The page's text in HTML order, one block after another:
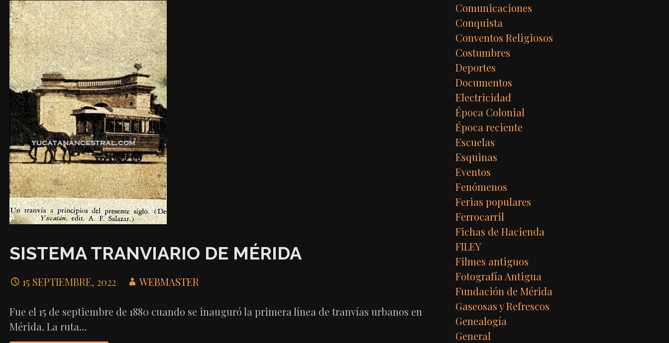
SISTEMA TRANVIARIO DE MÉRIDA
15 SEPTIEMBRE, 2022 WEBMASTER
Fue el 15 de septiembre de 1880 cuando se inauguró la primera línea de tranvías urbanos en
Mérida. La ruta…
Comunicaciones
Conquista
Conventos Religiosos
Costumbres
Deportes
Documentos
Electricidad
Época Colonial
Época reciente
Escuelas
Esquinas
Eventos
Fenómenos
Ferias populares
Ferrocarril
Fichas de Hacienda
FILEY
Filmes antiguos
Fotografía Antigua
Fundación de Mérida
Gaseosas y Refrescos
Genealogía
General